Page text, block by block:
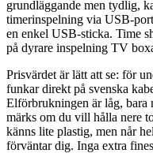
grundläggande men tydlig,
timerinspelning via USB-
en enkel USB-sticka. Time
på dyrare inspelning TV
Prisvärdet är lätt att se: för
funkar direkt på svenska
Elförbrukningen är låg,
märks om du vill hålla nere
känns lite plastig, men når
förväntar dig. Inga extra